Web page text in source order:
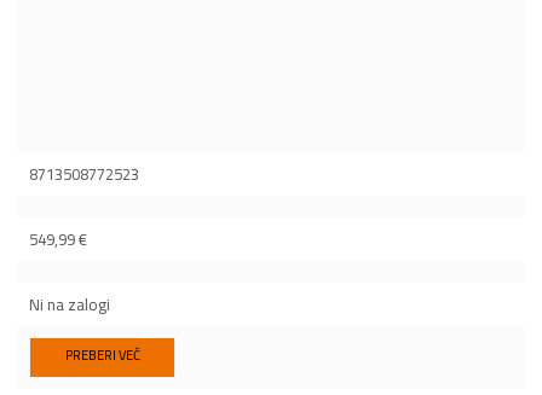
8713508772523
549,99€
Ni na zalogi
PREBERI VEČ